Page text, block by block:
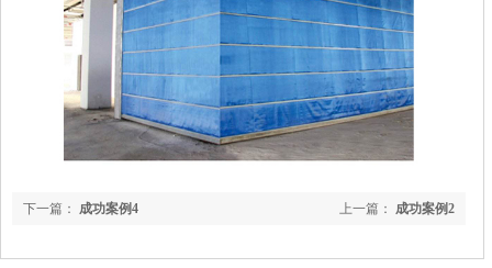
上一篇： 成功案例2
下一篇： 成功案例4